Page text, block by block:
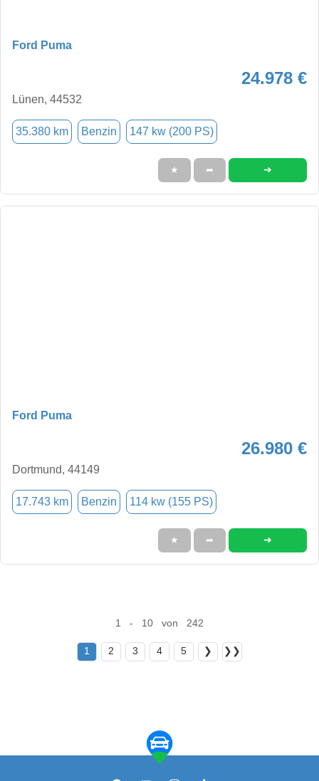
Ford Puma
24.978 €
Lünen, 44532
35.380 km Benzin 147 kw (200 PS)
★ ➦ ➜
Ford Puma
26.980 €
Dortmund, 44149
17.743 km Benzin 114 kw (155 PS)
★ ➦ ➜
1 - 10 von 242
1 2 3 4 5 ❯ ❯❯